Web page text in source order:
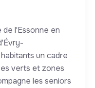
de l'Essonne en
un cadre
verts et zones
les seniors